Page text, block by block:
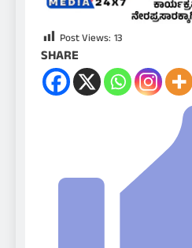
Post Views: 13
SHARE